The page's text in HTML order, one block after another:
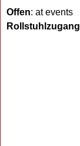
Offen: at events
Rollstuhlzugang